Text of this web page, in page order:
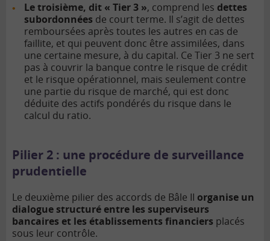
Le troisième, dit « Tier 3 », comprend les dettes
subordonnées de court terme. Il s’agit de dettes
remboursées après toutes les autres en cas de
faillite, et qui peuvent donc être assimilées, dans
une certaine mesure, à du capital. Ce Tier 3 ne sert
pas à couvrir la banque contre le risque de crédit
et le risque opérationnel, mais seulement contre
une partie du risque de marché, qui est donc
déduite des actifs pondérés du risque dans le
calcul du ratio.
Pilier 2 : une procédure de surveillance
prudentielle
Le deuxième pilier des accords de Bâle II organise un
dialogue structuré entre les superviseurs
bancaires et les établissements financiers placés
sous leur contrôle.